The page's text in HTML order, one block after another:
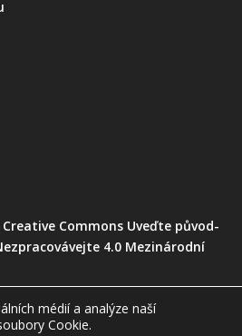
Creative Commons Uveďte původ-
4.0 Mezinárodní
médií a analýze naší
Cookie.